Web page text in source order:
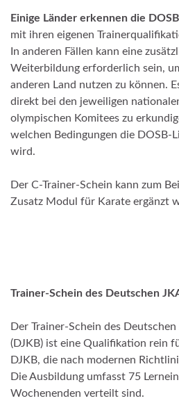
Einige Länder erkennen die
mit ihren eigenen
In anderen Fällen kann eine
Weiterbildung erforderlich sein,
anderen Land nutzen zu können.
direkt bei den jeweiligen
olympischen Komitees zu
welchen Bedingungen die DOSB-
wird.
Der C-Trainer-Schein kann zum
Zusatz Modul für Karate ergänzt
Trainer-Schein des Deutschen
Der Trainer-Schein des
(DJKB) ist eine Qualifikation rein
DJKB, die nach modernen
Die Ausbildung umfasst 75
Wochenenden verteilt sind.